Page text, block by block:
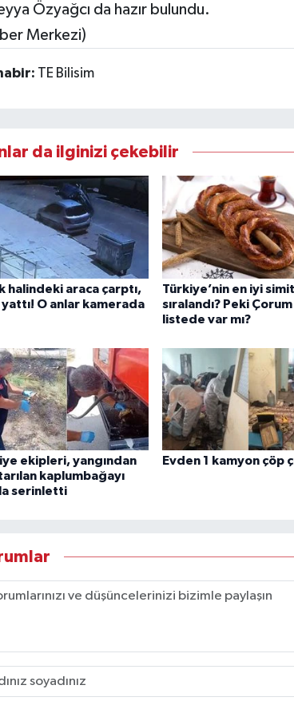
Özyağcı da hazır bulundu.
Merkezi)
TE Bilisim
da ilginizi çekebilir
halindeki araca çarptı,
yattı! O anlar kamerada
Türkiye’nin en iyi
sıralandı? Peki Çorum
listede var mı?
ekipleri, yangından
kaplumbağayı
serinletti
Evden 1 kamyon çöp